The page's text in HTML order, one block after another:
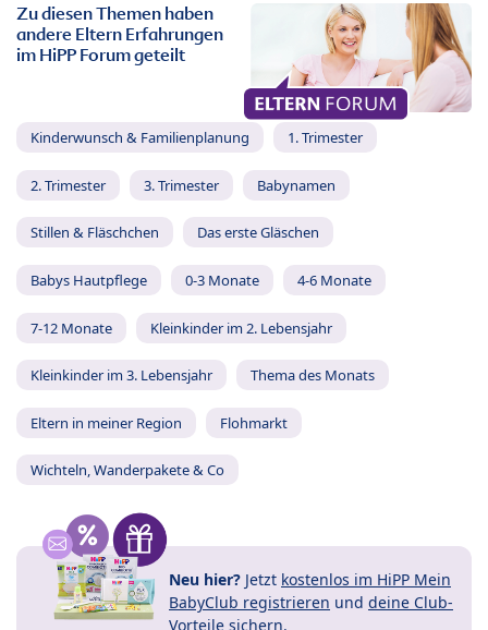
Zu diesen Themen haben
andere Eltern Erfahrungen
im HiPP Forum geteilt
Kinderwunsch & Familienplanung 1. Trimester
2. Trimester 3. Trimester Babynamen
Stillen & Fläschchen Das erste Gläschen
Babys Hautpflege 0-3 Monate 4-6 Monate
7-12 Monate Kleinkinder im 2. Lebensjahr
Kleinkinder im 3. Lebensjahr Thema des Monats
Eltern in meiner Region Flohmarkt
Wichteln, Wanderpakete & Co
Neu hier? Jetzt kostenlos im HiPP Mein
BabyClub registrieren und deine Club-
Vorteile sichern.